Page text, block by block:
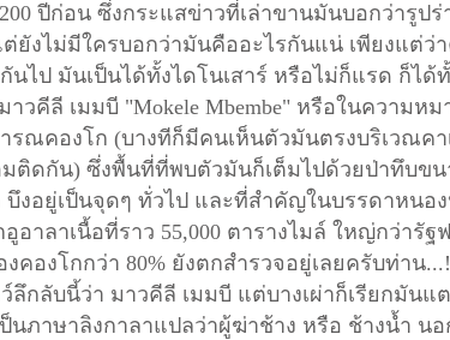
200 ปีก่อน ซึ่งกระแสข่าวที่เล่าขานมันบอกว่ารู
ยังไม่มีใครบอกว่ามันคืออะไรกันแน่ เพียงแต่ว่
นไป มันเป็นได้ทั้งไดโนเสาร์ หรือไม่ก็แรด ก็ได้
าวคีลี เมมบี "Mokele Mbembe" หรือในความห
รณคองโก (บางทีก็มีคนเห็นตัวมันตรงบริเวณคา
มติดกัน) ซึ่งพื้นที่ที่พบตัวมันก็เต็มไปด้วยป่าทึบข
งอยู่เป็นจุดๆ ทั่วไป และที่สำคัญในบรรดาหน
อาลาเนื้อที่ราว 55,000 ตารางไมล์ ใหญ่กว่ารัฐ
คองโกกว่า 80% ยังตกสำรวจอยู่เลยครับท่าน...!
ลึกลับนี้ว่า มาวคีลี เมมบี แต่บางเผ่าก็เรียกมันแ
เป็นภาษาลิงกาลาแปลว่าผู้ฆ่าช้าง หรือ ช้างน้ำ น